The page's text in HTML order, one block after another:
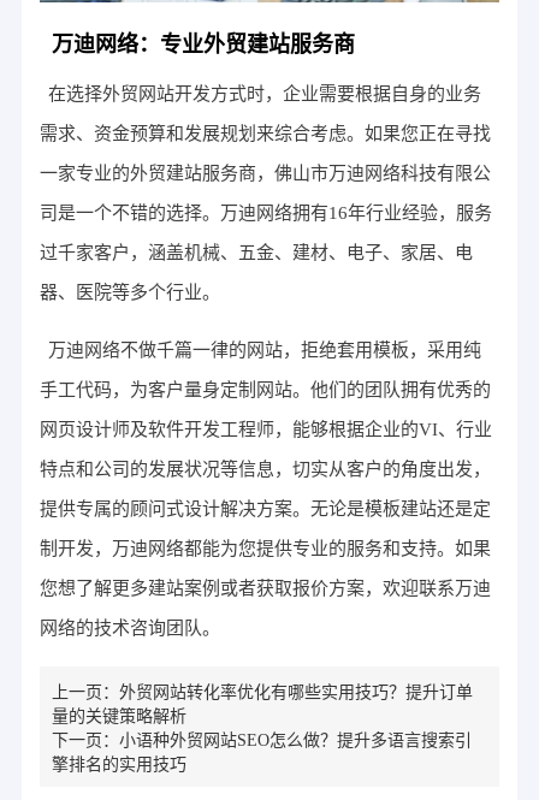
万迪网络：专业外贸建站服务商
在选择外贸网站开发方式时，企业需要根据自身的业务
需求、资金预算和发展规划来综合考虑。如果您正在寻找
一家专业的外贸建站服务商，佛山市万迪网络科技有限公
司是一个不错的选择。万迪网络拥有16年行业经验，服务
过千家客户，涵盖机械、五金、建材、电子、家居、电
器、医院等多个行业。
万迪网络不做千篇一律的网站，拒绝套用模板，采用纯
手工代码，为客户量身定制网站。他们的团队拥有优秀的
网页设计师及软件开发工程师，能够根据企业的VI、行业
特点和公司的发展状况等信息，切实从客户的角度出发，
提供专属的顾问式设计解决方案。无论是模板建站还是定
制开发，万迪网络都能为您提供专业的服务和支持。如果
您想了解更多建站案例或者获取报价方案，欢迎联系万迪
网络的技术咨询团队。
上一页： 外贸网站转化率优化有哪些实用技巧？提升订单
量的关键策略解析
下一页： 小语种外贸网站SEO怎么做？提升多语言搜索引
擎排名的实用技巧